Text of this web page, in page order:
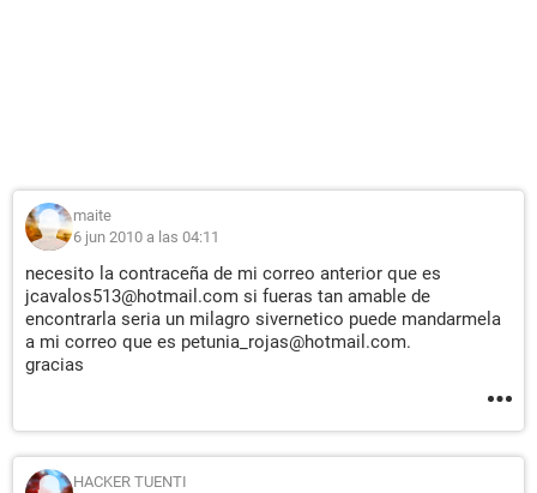
maite
6 jun 2010 a las 04:11
necesito la contraceña de mi correo anterior que es
jcavalos513@hotmail.com si fueras tan amable de
encontrarla seria un milagro sivernetico puede mandarmela
a mi correo que es petunia_rojas@hotmail.com.
gracias
HACKER TUENTI